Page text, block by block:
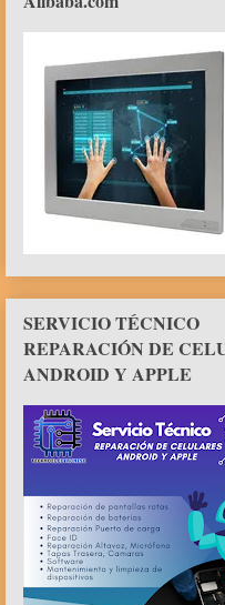
SERVICIO TÉCNICO
REPARACIÓN DE
ANDROID Y APPLE